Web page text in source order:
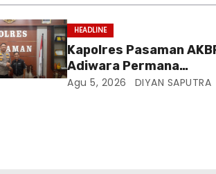
HEADLINE
Kapolres Pasaman
Adiwara Permana
Anggawisastra S.I.K.
Agu 5, 2026 DIYAN SAPUTRA